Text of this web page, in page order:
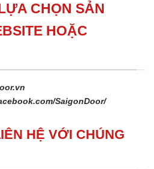
CHỌN SẢN
HOẶC
SaigonDoor/
HỆ VỚI CHÚNG